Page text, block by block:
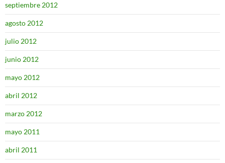
septiembre 2012
agosto 2012
julio 2012
junio 2012
mayo 2012
abril 2012
marzo 2012
mayo 2011
abril 2011